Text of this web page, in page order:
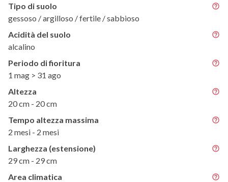
Tipo di suolo
gessoso / argilloso / fertile / sabbioso
Acidità del suolo
alcalino
Periodo di fioritura
1 mag > 31 ago
Altezza
20 cm - 20 cm
Tempo altezza massima
2 mesi - 2 mesi
Larghezza (estensione)
29 cm - 29 cm
Area climatica